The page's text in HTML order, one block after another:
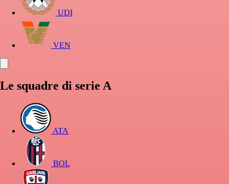
UDI
VEN
Le squadre di serie A
ATA
BOL